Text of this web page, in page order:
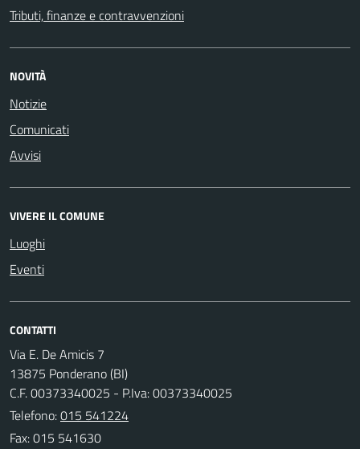
Tributi, finanze e contravvenzioni
NOVITÀ
Notizie
Comunicati
Avvisi
VIVERE IL COMUNE
Luoghi
Eventi
CONTATTI
Via E. De Amicis 7
13875 Ponderano (BI)
C.F. 00373340025 - P.Iva: 00373340025
Telefono:015 541224
Fax: 015 541630